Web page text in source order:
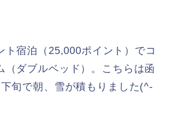
ト宿泊（25,000ポイント）でコ
（ダブルベッド）。こちらは函
旬で朝、雪が積もりました(^-